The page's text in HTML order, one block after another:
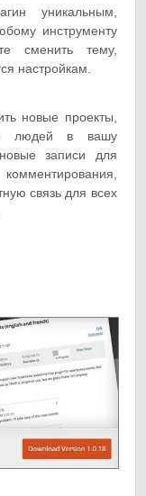
уникальным,
инструменту
сменить тему,
настройкам.
новые проекты,
людей в вашу
записи для
связь для всех